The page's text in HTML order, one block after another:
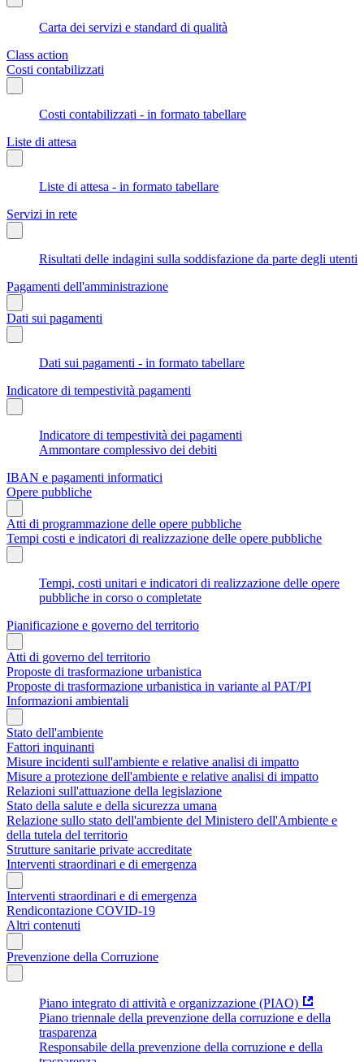
Carta dei servizi e standard di qualità
Class action
Costi contabilizzati
Costi contabilizzati - in formato tabellare
Liste di attesa
Liste di attesa - in formato tabellare
Servizi in rete
Risultati delle indagini sulla soddisfazione da parte degli utenti
Pagamenti dell'amministrazione
Dati sui pagamenti
Dati sui pagamenti - in formato tabellare
Indicatore di tempestività pagamenti
Indicatore di tempestività dei pagamenti
Ammontare complessivo dei debiti
IBAN e pagamenti informatici
Opere pubbliche
Atti di programmazione delle opere pubbliche
Tempi costi e indicatori di realizzazione delle opere pubbliche
Tempi, costi unitari e indicatori di realizzazione delle opere
pubbliche in corso o completate
Pianificazione e governo del territorio
Atti di governo del territorio
Proposte di trasformazione urbanistica
Proposte di trasformazione urbanistica in variante al PAT/PI
Informazioni ambientali
Stato dell'ambiente
Fattori inquinanti
Misure incidenti sull'ambiente e relative analisi di impatto
Misure a protezione dell'ambiente e relative analisi di impatto
Relazioni sull'attuazione della legislazione
Stato della salute e della sicurezza umana
Relazione sullo stato dell'ambiente del Ministero dell'Ambiente e
della tutela del territorio
Strutture sanitarie private accreditate
Interventi straordinari e di emergenza
Interventi straordinari e di emergenza
Rendicontazione COVID-19
Altri contenuti
Prevenzione della Corruzione
Piano integrato di attività e organizzazione (PIAO)
Piano triennale della prevenzione della corruzione e della
trasparenza
Responsabile della prevenzione della corruzione e della